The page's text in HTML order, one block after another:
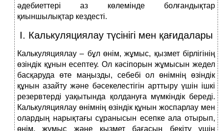
әдебиеттері аз көлемінде болғандықтар
қиыншылықтар кездесті.
I. Калькуляциялау түсінігі мен қағидалары
Калькуляциялау – бұл өнім, жұмыс, қызмет бірлігінің
өзіндік құнын есептеу. Ол кәсіпорын жұмысын жедел
басқаруда өте маңызды, себебі ол өнімнің өзіндік
құнын азайту және бәсекелестігін арттыру үшін ішкі
резервтерді уақытында қолдануға мүмкіндік береді.
Калькуляциялау өнімнің өзіндік құнын жоспарлау мен
олардың нарықтағы сұранысын есепке ала отырып,
өнім, жұмыс және қызмет бағасын бекіту үшін